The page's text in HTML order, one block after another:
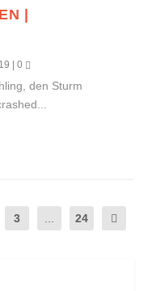
|
|0
den Sturm
3 24